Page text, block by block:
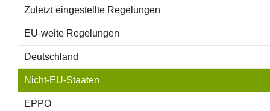
Zuletzt eingestellte Regelungen
EU-weite Regelungen
Deutschland
Nicht-EU-Staaten
EPPO